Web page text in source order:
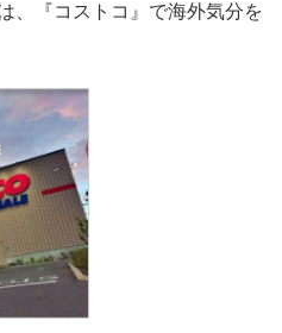
、『コストコ』 で海外気分を